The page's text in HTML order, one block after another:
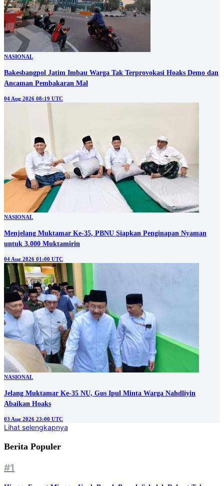
NASIONAL
Bakesbangpol Jatim Imbau Warga Tak Terprovokasi Hoaks Demo dan
Ancaman Pembakaran Mal
04 Aug 2026 08:19 UTC
NASIONAL
Menjelang Muktamar Ke-35, PBNU Siapkan Penginapan Nyaman
untuk 3.000 Muktamirin
04 Aug 2026 01:00 UTC
NASIONAL
Jelang Muktamar Ke-35 NU, Gus Ipul Minta Warga Nahdliyin
Abaikan Hoaks
03 Aug 2026 23:00 UTC
Lihat selengkapnya
Berita Populer
#1